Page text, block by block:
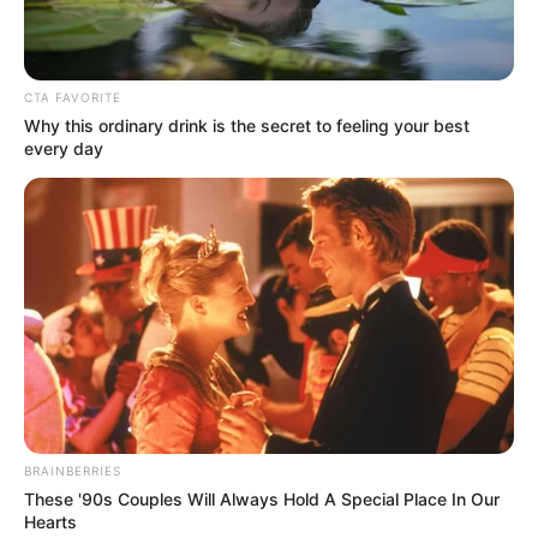
encontrar al agresivo que le dio golpiza a niña en Tunja
CTA FAVORITE
Why this ordinary drink is the secret to feeling your best
every day
BRAINBERRIES
These '90s Couples Will Always Hold A Special Place In Our
Hearts